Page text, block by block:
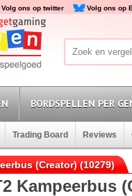
Volg ons op twitter Volg ons op
BORDSPELLEN PER
Trading Board Reviews
(Creator) (10279)
Kampeerbus